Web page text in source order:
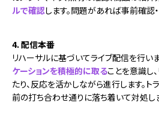
ルで確認します。問題があれば事前確認
4. 配信本番
リハーサルに基づいてライブ配信を行いま
ケーションを積極的に取ることを意識し
たり、反応を活かしながら進行します。ト
前の打ち合わせ通りに落ち着いて対処しま